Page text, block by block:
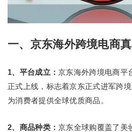
一、京东海外跨境电商
1、平台成立：京东海外跨境电商平
正式上线，标志着京东正式进军跨
为消费者提供全球优质商品。
2、商品种类：京东全球购覆盖了美